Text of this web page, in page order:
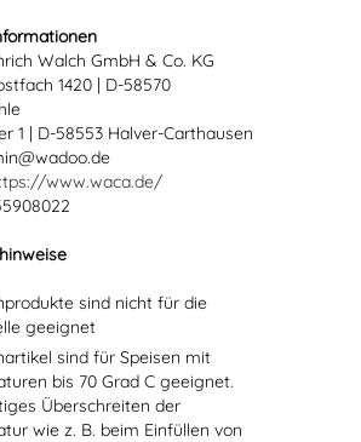
Walch GmbH & Co. KG
1420 | D-58570
1 | D-58553 Halver-Carthausen
www.waca.de/
sind nicht für die
geeignet
sind für Speisen mit
bis 70 Grad C geeignet.
Überschreiten der
wie z. B. beim Einfüllen von